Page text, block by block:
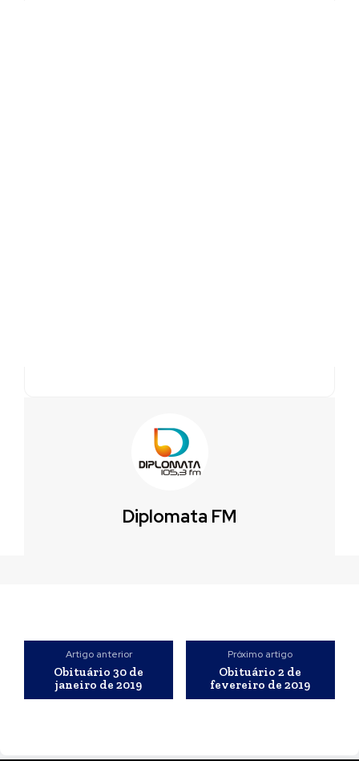
Diplomata FM
Artigo anterior
Obituário 30 de
janeiro de 2019
Próximo artigo
Obituário 2 de
fevereiro de 2019